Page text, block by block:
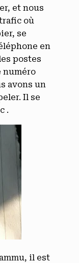
et nous
où
se
en
postes
numéro
avons un
Il se
.
il est